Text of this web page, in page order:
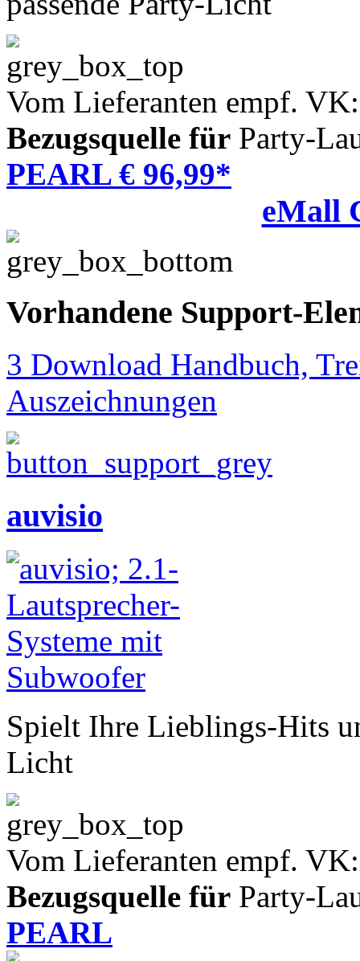
Vom Lieferanten empf.
Bezugsquelle für Party-
PEARL € 96,99*
eMall
Vorhandene Support-
3 Download Handbuch,
Auszeichnungen
auvisio
Spielt Ihre Lieblings-Hits
Licht
Vom Lieferanten empf.
Bezugsquelle für Party-
PEARL